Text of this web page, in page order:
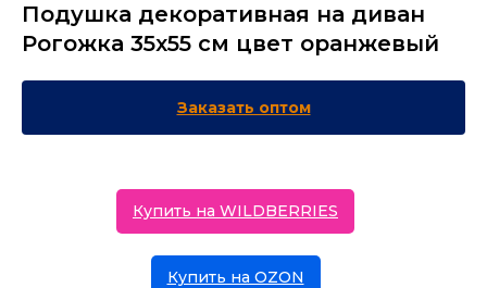
Подушка декоративная на диван
Рогожка 35х55 см цвет оранжевый
Заказать оптом
Купить на WILDBERRIES
Купить на OZON